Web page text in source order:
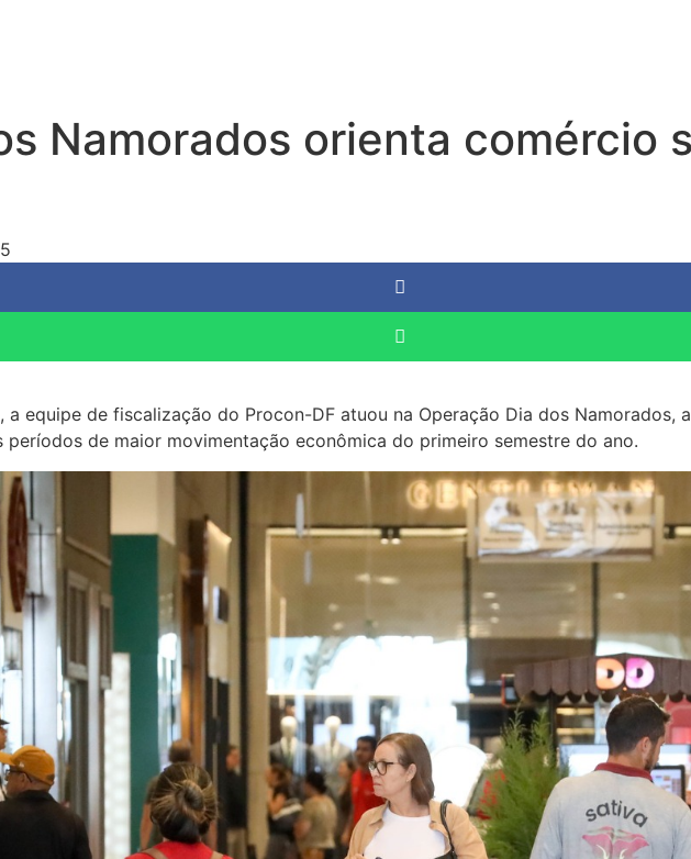
Namorados orienta comércio
a equipe de fiscalização do Procon-DF atuou na Operação Dia dos
de maior movimentação econômica do primeiro semestre do ano.